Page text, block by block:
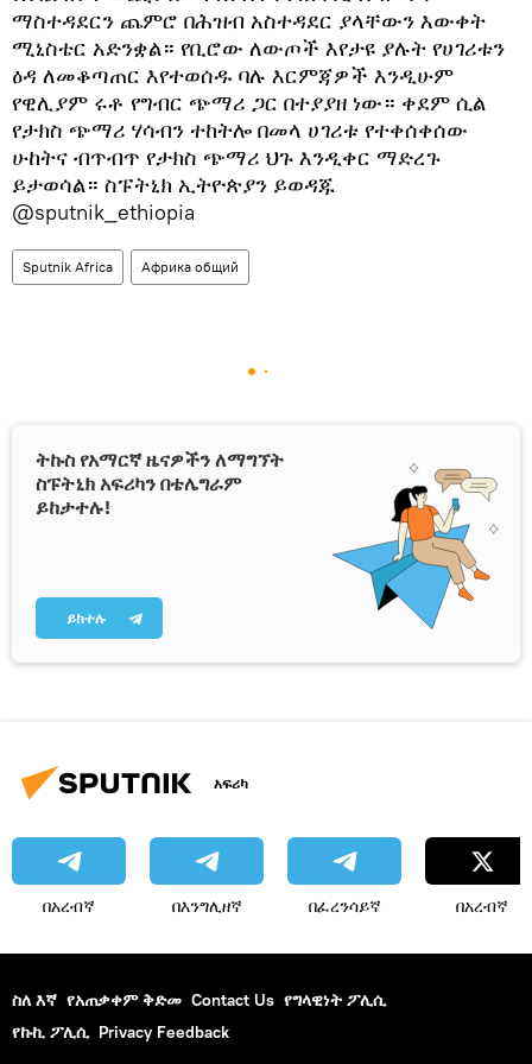
ማስተዳደርን ጨምሮ በሕዝብ አስተዳደር ያላቸውን እውቀት
ሚኒስቴር አድንቋል። የቢሮው ለውጦች እየታዩ ያሉት የሀገሪቱን
ዕዳ ለመቆጣጠር እየተወሰዱ ባሉ እርምጃዎች እንዲሁም
የዊሊያም ሩቶ የግብር ጭማሪ ጋር በተያያዘ ነው። ቀደም ሲል
የታክስ ጭማሪ ሃሳብን ተከትሎ በመላ ሀገሪቱ የተቀሰቀሰው
ሁከትና ብጥብጥ የታክስ ጭማሪ ህጉ እንዲቀር ማድረጉ
ይታወሳል። ስፑትኒክ ኢትዮጵያን ይወዳጁ
@sputnik_ethiopia
Sputnik Africa Африка общий
ትኩስ የአማርኛ ዜናዎችን ለማግኘት
ስፑትኒክ አፍሪካን በቴሌግራም
ይከታተሉ!
ይከተሉ
አፍሪካ
በአረብኛ በእንግሊዘኛ በፈረንሳይኛ በአረብኛ
ስለ እኛ የአጠቃቀም ቅድመ Contact Us የግላዊነት ፖሊሲ
የኩኪ ፖሊሲ Privacy Feedback